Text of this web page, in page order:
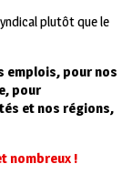
plutôt que le
emplois, pour nos
pour
et nos régions,
nombreux !